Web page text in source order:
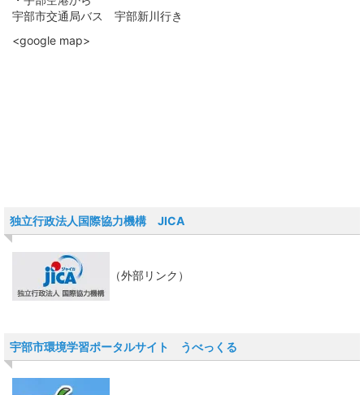
宇部市交通局バス 宇部新川行き
<google map>
独立行政法人国際協力機構 JICA
（外部リンク）
宇部市環境学習ポータルサイト うべっくる